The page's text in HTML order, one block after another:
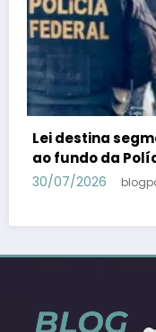
PSB confirma
candidato a
Lula – Em Dia ES